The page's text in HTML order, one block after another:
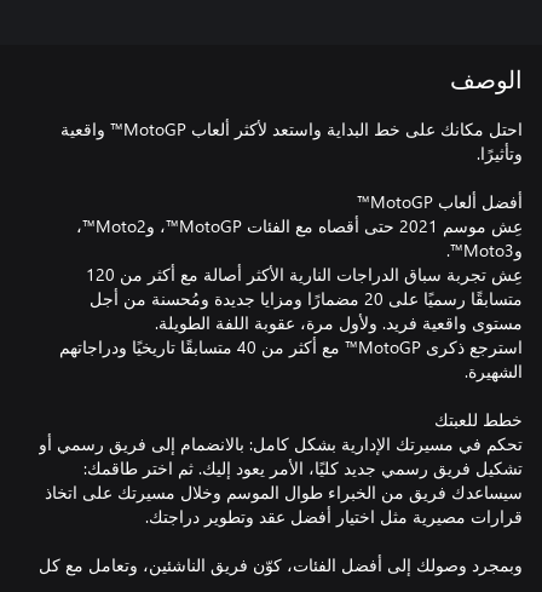
الوصف
احتل مكانك على خط البداية واستعد لأكثر ألعاب MotoGP™ واقعية
عِش موسم 2021 حتى أقصاه مع الفئات MotoGP™، وMoto2™،
عِش تجربة سباق الدراجات النارية الأكثر أصالة مع أكثر من 120
متسابقًا رسميًا على 20 مضمارًا ومزايا جديدة ومُحسنة من أجل
استرجع ذكرى MotoGP™ مع أكثر من 40 متسابقًا تاريخيًا ودراجاتهم
تحكم في مسيرتك الإدارية بشكل كامل: بالانضمام إلى فريق رسمي أو
تشكيل فريق رسمي جديد كليًا، الأمر يعود إليك. ثم اختر طاقمك:
سيساعدك فريق من الخبراء طوال الموسم وخلال مسيرتك على اتخاذ
وبمجرد وصولك إلى أفضل الفئات، كوّن فريق الناشئين، وتعامل مع كل